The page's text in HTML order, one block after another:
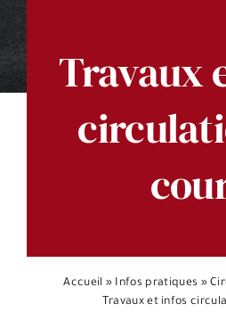
Espace citoyens
Travaux
Accueil » Infos pratiques »
Travaux et infos